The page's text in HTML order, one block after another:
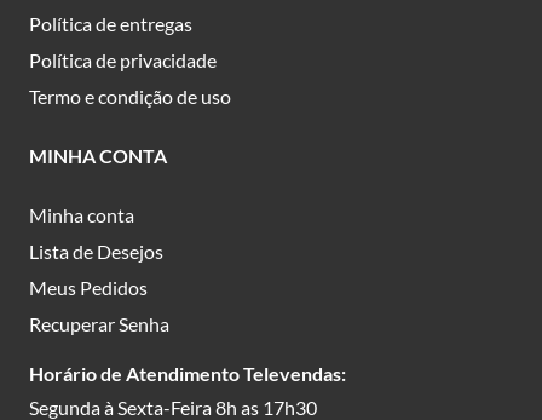
Política de entregas
Política de privacidade
Termo e condição de uso
MINHA CONTA
Minha conta
Lista de Desejos
Meus Pedidos
Recuperar Senha
Horário de Atendimento Televendas:
Segunda à Sexta-Feira 8h as 17h30